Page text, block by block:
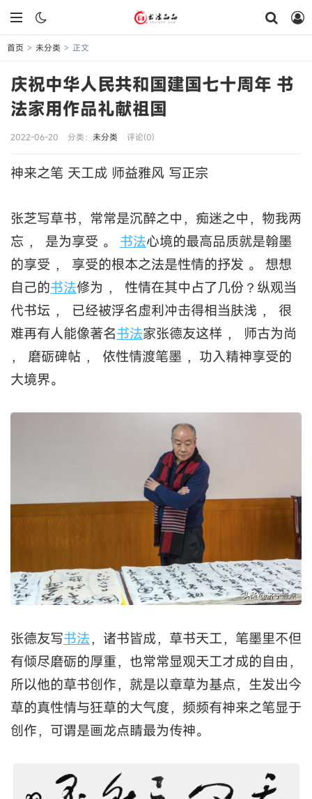
首页 > 未分类 > 正文
庆祝中华人民共和国建国七十周年 书
法家用作品礼献祖国
2022-06-20 分类： 未分类 评论(0)
神来之笔 天工成 师益雅风 写正宗
张芝写草书，常常是沉醉之中，痴迷之中，物我两
忘 ， 是为享受 。 书法心境的最高品质就是翰墨
的享受 ， 享受的根本之法是性情的抒发 。 想想
自己的书法修为 ， 性情在其中占了几份？纵观当
代书坛 ， 已经被浮名虚利冲击得相当肤浅 ， 很
难再有人能像著名书法家张德友这样 ， 师古为尚
， 磨砺碑帖 ， 依性情渡笔墨 ，功入精神享受的
大境界。
张德友写书法，诸书皆成，草书天工，笔墨里不但
有倾尽磨砺的厚重，也常常显观天工才成的自由，
所以他的草书创作，就是以章草为基点，生发出今
草的真性情与狂草的大气度，频频有神来之笔显于
创作，可谓是画龙点睛最为传神。